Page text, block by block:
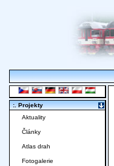
:. Projekty
Aktuality
Články
Atlas drah
Fotogalerie